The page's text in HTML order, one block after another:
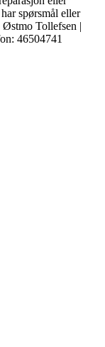
spørsmål eller
Tollefsen |
46504741